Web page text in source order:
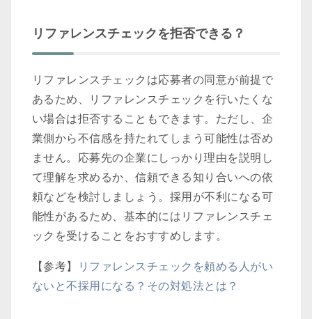
リファレンスチェックを拒否できる？
リファレンスチェックは応募者の同意が前提で
あるため、リファレンスチェックを行いたくな
い場合は拒否することもできます。ただし、企
業側から不信感を持たれてしまう可能性は否め
ません。応募先の企業にしっかり理由を説明し
て理解を求めるか、信頼できる知り合いへの依
頼などを検討しましょう。採用が不利になる可
能性があるため、基本的にはリファレンスチェ
ックを受けることをおすすめします。
【参考】
リファレンスチェックを頼める人がい
ないと不採用になる？その対処法とは？